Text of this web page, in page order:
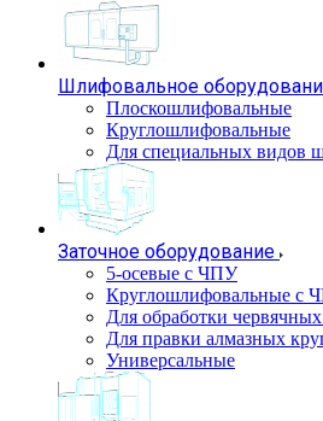
Шлифовальное
Плоскошлифовальные
Круглошлифовальные
Для специальных видов
Заточное оборудование
5-осевые с ЧПУ
Круглошлифовальные с
Для обработки
Для правки алмазных
Универсальные